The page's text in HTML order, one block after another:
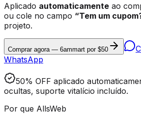
Aplicado automaticamente ao
ou cole no campo “Tem um
projeto.
Comprar agora — 6ammart por $50
WhatsApp
50% OFF aplicado
ocultas, suporte vitalício incluído.
Por que AllsWeb